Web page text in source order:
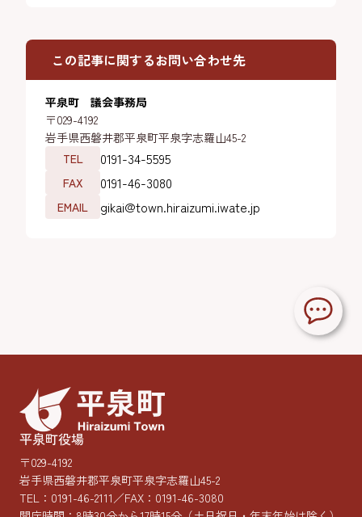
この記事に関するお問い合わせ先
平泉町 議会事務局
〒029-4192
岩手県西磐井郡平泉町平泉字志羅山45-2
TEL
0191-34-5595
FAX 0191-46-3080
EMAIL gikai@town.hiraizumi.iwate.jp
平泉町役場
〒029-4192
岩手県西磐井郡平泉町平泉字志羅山45-2
TEL： 0191-46-2111／FAX：0191-46-3080